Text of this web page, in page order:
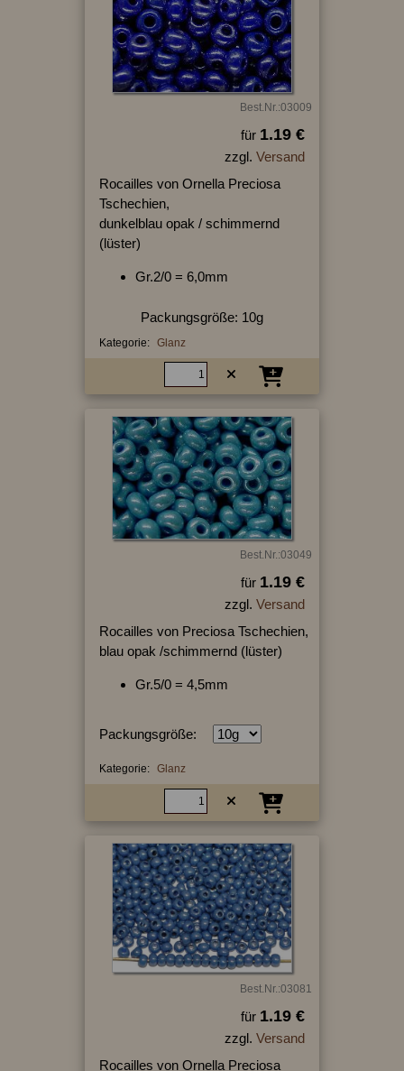
Best.Nr.:03009
für 1.19 €
zzgl. Versand
Rocailles von Ornella Preciosa
Tschechien,
dunkelblau opak / schimmernd
(lüster)
Gr.2/0 = 6,0mm
Packungsgröße: 10g
Kategorie: Glanz
Best.Nr.:03049
für 1.19 €
zzgl. Versand
Rocailles von Preciosa Tschechien,
blau opak /schimmernd (lüster)
Gr.5/0 = 4,5mm
Packungsgröße:
Kategorie: Glanz
Best.Nr.:03081
für 1.19 €
zzgl. Versand
Rocailles von Ornella Preciosa